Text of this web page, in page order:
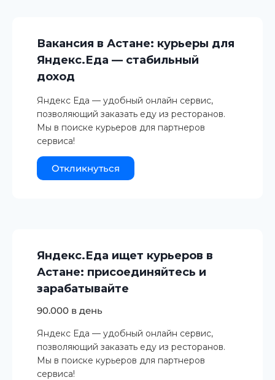
Вакансия в Астане: курьеры для
Яндекс.Еда — стабильный
доход
Яндекс Еда — удобный онлайн сервис,
позволяющий заказать еду из ресторанов.
Мы в поиске курьеров для партнеров
сервиса!
Откликнуться
Яндекс.Еда ищет курьеров в
Астане: присоединяйтесь и
зарабатывайте
90.000 в день
Яндекс Еда — удобный онлайн сервис,
позволяющий заказать еду из ресторанов.
Мы в поиске курьеров для партнеров
сервиса!